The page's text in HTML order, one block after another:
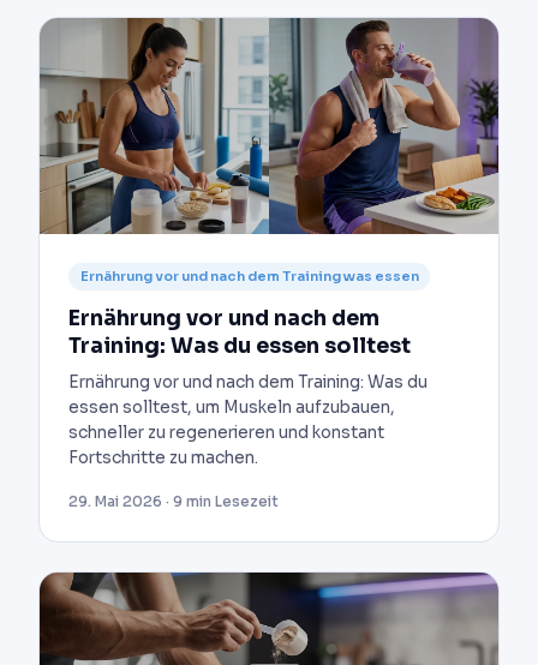
Ernährung vor und nach dem Training was essen
Ernährung vor und nach dem
Training: Was du essen solltest
Ernährung vor und nach dem Training: Was du
essen solltest, um Muskeln aufzubauen,
schneller zu regenerieren und konstant
Fortschritte zu machen.
29. Mai 2026 · 9 min Lesezeit